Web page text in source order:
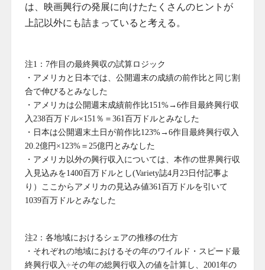
は、映画興行の発展に向けたたくさんのヒントが
上記以外にも詰まっていると考える。
注1：7作目の最終興収の試算ロジック
・アメリカと日本では、公開週末の成績の前作比と同じ割
合で伸びるとみなした
・アメリカは公開週末成績前作比151%→6作目最終興行収
入238百万ドル×151％＝361百万ドルとみなした
・日本は公開週末土日が前作比123%→6作目最終興行収入
20.2億円×123%＝25億円とみなした
・アメリカ以外の興行収入については、本作の世界興行収
入見込みを1400百万ドルとし(Variety誌4月23日付記事よ
り）ここからアメリカの見込み値361百万ドルを引いて
1039百万ドルとみなした
注2：各地域におけるシェアの推移の仕方
・それぞれの地域におけるその年のワイルド・スピード最
終興行収入÷その年の総興行収入の値を計算し、2001年の